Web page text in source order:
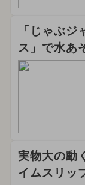
「じゃぶ
ス」で水あ
実物大の動
イムスリッ